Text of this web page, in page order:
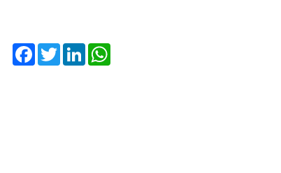
Facebook
TwitterLinkedIn